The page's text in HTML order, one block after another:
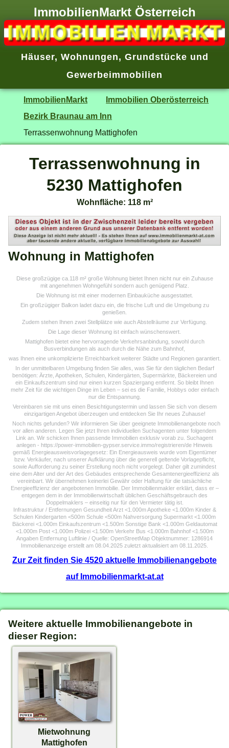
ImmobilienMarkt Österreich
Häuser, Wohnungen, Grundstücke und
Gewerbeimmobilien
ImmobilienMarkt
Immobilien Oberösterreich
Bezirk Braunau am Inn
Terrassenwohnung Mattighofen
Terrassenwohnung in
5230 Mattighofen
Wohnfläche: 118 m²
Wohnung in Mattighofen
Diese großzügige ca.118 m² große Wohnung bietet Ihnen nicht nur ein Zuhause
mit angenehmen Wohngefühl sondern auch genügend Platz.
Die Wohnung ist mit einer modernen Einbauküche ausgestattet.
Ein großzügiger Balkon ladet dazu ein, die frische Luft und die Umgebung zu
genießen.
Zudem stehen Ihnen zwei Stellplätze wie auch Abstellräume zur Verfügung.
Die Lage dieser Wohnung ist einfach wünschenswert.
Mattighofen bietet eine hervorragende Verkehrsanbindung, sowohl durch
Busverbindungen als auch durch die Nähe zum Bahnhof,
was Ihnen eine unkomplizierte Erreichbarkeit weiterer Städte und Regionen garantiert.
In der unmittelbaren Umgebung finden Sie alles, was Sie für den täglichen Bedarf
benötigen: Ärzte, Apotheken, Schulen, Kindergärten, Supermärkte, Bäckereien und
ein Einkaufszentrum sind nur einen kurzen Spaziergang entfernt. So bleibt Ihnen
mehr Zeit für die wichtigen Dinge im Leben – sei es die Familie, Hobbys oder einfach
nur die Entspannung.
Vereinbaren sie mit uns einen Besichtigungstermin und lassen Sie sich von diesem
einzigartigen Angebot überzeugen und entdecken Sie Ihr neues Zuhause!
Noch nichts gefunden? Wir informieren Sie über geeignete Immobilienangebote noch
vor allen anderen. Legen Sie jetzt Ihren individuellen Suchagenten unter folgendem
Link an. Wir schicken Ihnen passende Immobilien exklusiv vorab zu. Suchagent
anlegen - https://power-immobilien-gypser.service.immo/registrieren/de Hinweis
gemäß Energieausweisvorlagegesetz: Ein Energieausweis wurde vom Eigentümer
bzw. Verkäufer, nach unserer Aufklärung über die generell geltende Vorlagepflicht,
sowie Aufforderung zu seiner Erstellung noch nicht vorgelegt. Daher gilt zumindest
eine dem Alter und der Art des Gebäudes entsprechende Gesamtenergieeffizienz als
vereinbart. Wir übernehmen keinerlei Gewähr oder Haftung für die tatsächliche
Energieeffizienz der angebotenen Immobilie. Der Immobilienmakler erklärt, dass er –
entgegen dem in der Immobilienwirtschaft üblichen Geschäftsgebrauch des
Doppelmaklers – einseitig nur für den Vermieter tätig ist.
Infrastruktur / Entfernungen Gesundheit Arzt <1.000m Apotheke <1.000m Kinder &
Schulen Kindergarten <500m Schule <500m Nahversorgung Supermarkt <1.000m
Bäckerei <1.000m Einkaufszentrum <1.500m Sonstige Bank <1.000m Geldautomat
<1.000m Post <1.000m Polizei <1.500m Verkehr Bus <1.000m Bahnhof <1.500m
Angaben Entfernung Luftlinie / Quelle: OpenStreetMap Objektnummer: 1286914
Immobilienanzeige erstellt am 08.04.2025 zuletzt aktualisiert am 08.11.2025.
Zur Zeit finden Sie 4520 aktuelle Immobilienangebote
auf Immobilienmarkt-at.at
Weitere aktuelle Immobilienangebote in
dieser Region:
Mietwohnung
Mattighofen